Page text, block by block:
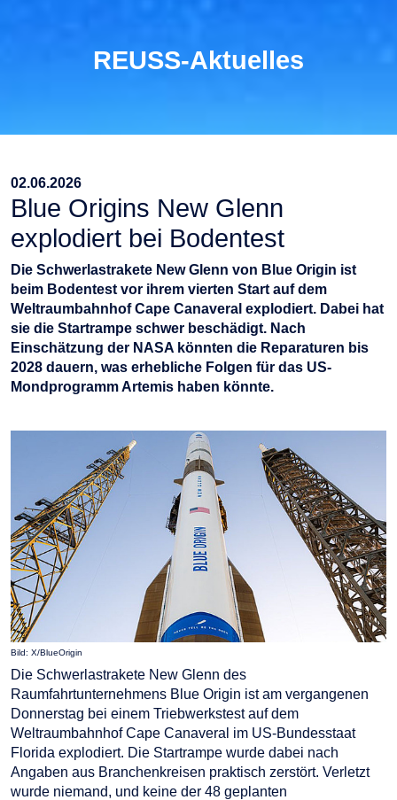
REUSS-Aktuelles
02.06.2026
Blue Origins New Glenn
explodiert bei Bodentest
Die Schwerlastrakete New Glenn von Blue Origin ist
beim Bodentest vor ihrem vierten Start auf dem
Weltraumbahnhof Cape Canaveral explodiert. Dabei hat
sie die Startrampe schwer beschädigt. Nach
Einschätzung der NASA könnten die Reparaturen bis
2028 dauern, was erhebliche Folgen für das US-
Mondprogramm Artemis haben könnte.
Bild: X/BlueOrigin
Die Schwerlastrakete New Glenn des
Raumfahrtunternehmens Blue Origin ist am vergangenen
Donnerstag bei einem Triebwerkstest auf dem
Weltraumbahnhof Cape Canaveral im US-Bundesstaat
Florida explodiert. Die Startrampe wurde dabei nach
Angaben aus Branchenkreisen praktisch zerstört. Verletzt
wurde niemand, und keine der 48 geplanten